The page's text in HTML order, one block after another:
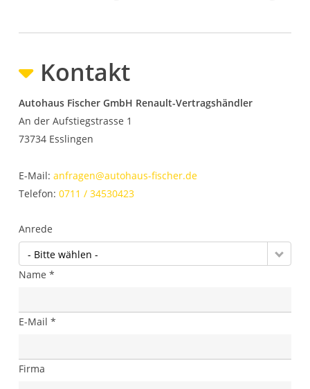
Kontakt
Autohaus Fischer GmbH Renault-Vertragshändler
An der Aufstiegstrasse 1
73734 Esslingen
E-Mail:anfragen@autohaus-fischer.de
Telefon:0711 / 34530423
Anrede
- Bitte wählen -
Name *
E-Mail *
Firma